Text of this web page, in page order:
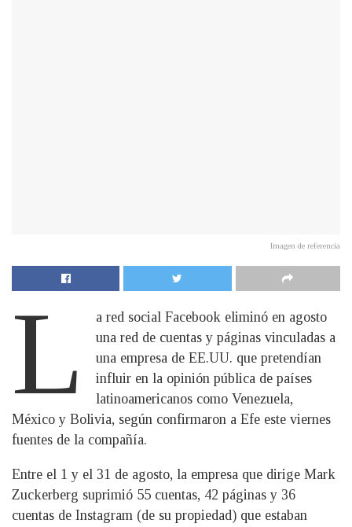
Imagen de referencia
L
a red social Facebook eliminó en agosto
una red de cuentas y páginas vinculadas a
una empresa de EE.UU. que pretendían
influir en la opinión pública de países
latinoamericanos como Venezuela,
México y Bolivia, según confirmaron a Efe este viernes
fuentes de la compañía.
Entre el 1 y el 31 de agosto, la empresa que dirige Mark
Zuckerberg suprimió 55 cuentas, 42 páginas y 36
cuentas de Instagram (de su propiedad) que estaban